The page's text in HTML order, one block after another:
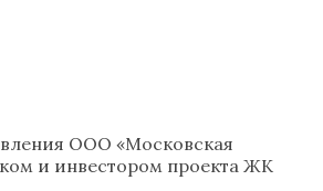
ООО «Московская
и инвестором проекта ЖК